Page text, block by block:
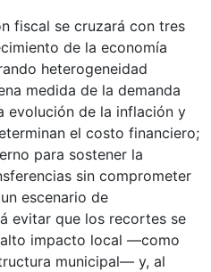
fiscal se cruzará con tres
de la economía
heterogeneidad
medida de la demanda
evolución de la inflación y
el costo financiero;
para sostener la
sin comprometer
escenario de
evitar que los recortes se
impacto local —como
municipal— y, al